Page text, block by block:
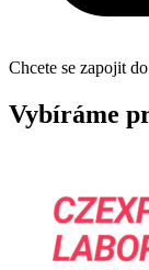
Chcete se zapojit
Vybíráme